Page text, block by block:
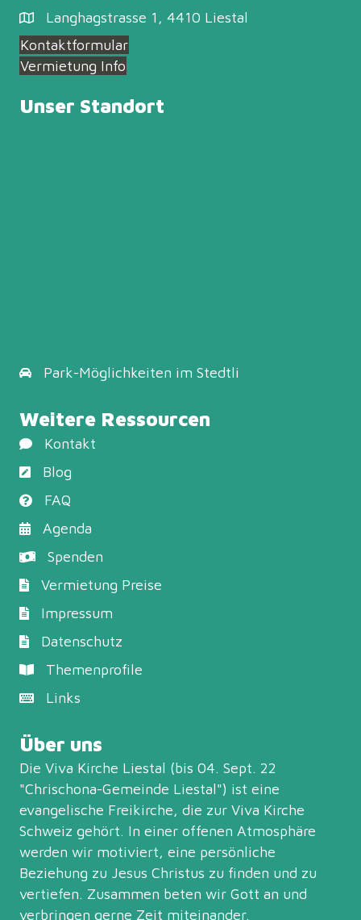
Langhagstrasse 1, 4410 Liestal
Kontaktformular
Vermietung Info
Unser Standort
Park-Möglichkeiten im Stedtli
Weitere Ressourcen
Kontakt
Blog
FAQ
Agenda
Spenden
Vermietung Preise
Impressum
Datenschutz
Themenprofile
Links
Über uns
Die Viva Kirche Liestal (bis 04. Sept. 22
"Chrischona-Gemeinde Liestal") ist eine
evangelische Freikirche, die zur Viva Kirche
Schweiz gehört. In einer offenen Atmosphäre
werden wir motiviert, eine persönliche
Beziehung zu Jesus Christus zu finden und zu
vertiefen. Zusammen beten wir Gott an und
verbringen gerne Zeit miteinander.